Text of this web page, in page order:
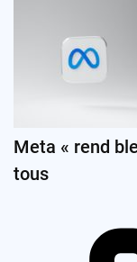
Meta « rend
tous